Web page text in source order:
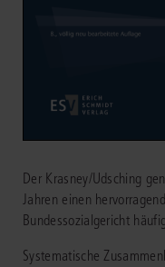
Der Krasney/Udsching
Jahren einen
Bundessozialgericht
Systematische